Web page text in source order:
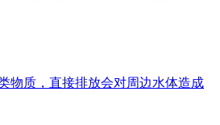
物质，直接排放会对周边水体造成